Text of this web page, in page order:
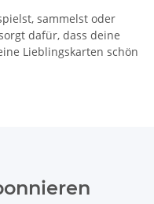
sammelst oder
dafür, dass deine
Lieblingskarten schön